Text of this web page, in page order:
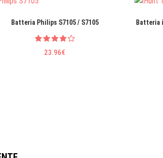
Batteria Philips S7105 / S7105
23.96€
Batteria